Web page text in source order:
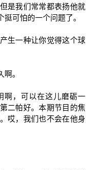
是我们常常都表扬他就
可怕的一个问题了。
生一种让你觉得这个球
。
啊，可以在这儿磨砺一
二帕好。本期节目的焦
哎，我们也不会在他身